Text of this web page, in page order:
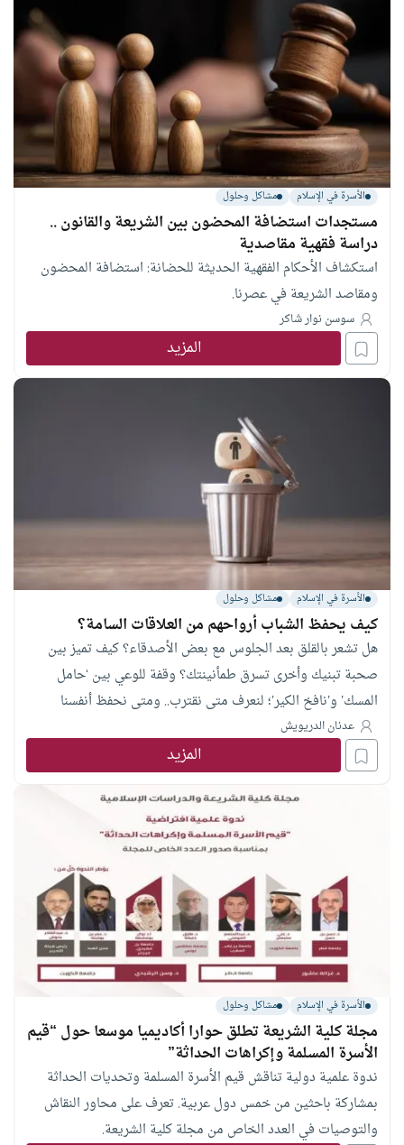
والتطبيقات القضائية في المحاكم الشرعية المعاصرة
لعدد من الدول العربية، مبينةً كيف تتكامل الرؤية
الفقهية مع الاجتهاد القضائي لاستقرار الأسرة.
الأسرة في الإسلام مشاكل وحلول
مستجدات استضافة المحضون بين الشريعة والقانون ..
دراسة فقهية مقاصدية
استكشاف الأحكام الفقهية الحديثة للحضانة: استضافة المحضون
ومقاصد الشريعة في عصرنا.
سوسن نوار شاكر
المزيد
الأسرة في الإسلام مشاكل وحلول
كيف يحفظ الشباب أرواحهم من العلاقات السامة؟
هل تشعر بالقلق بعد الجلوس مع بعض الأصدقاء؟ كيف تميز بين
صحبة تبنيك وأخرى تسرق طمأنينتك؟ وقفة للوعي بين ‘حامل
المسك’ و’نافخ الكير’؛ لنعرف متى نقترب.. ومتى نحفظ أنفسنا
بالابتعاد.
عدنان الدريويش
المزيد
الأسرة في الإسلام مشاكل وحلول
مجلة كلية الشريعة تطلق حوارا أكاديميا موسعا حول “قيم
الأسرة المسلمة وإكراهات الحداثة”
ندوة علمية دولية تناقش قيم الأسرة المسلمة وتحديات الحداثة
بمشاركة باحثين من خمس دول عربية. تعرف على محاور النقاش
والتوصيات في العدد الخاص من مجلة كلية الشريعة.